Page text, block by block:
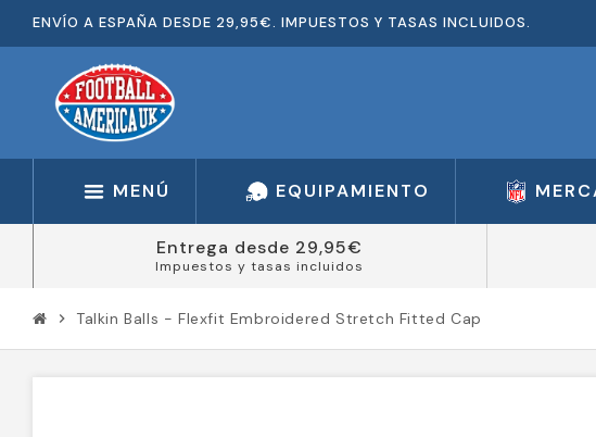
ENVÍO A ESPAÑA DESDE 29,95€. IMPUESTOS Y TASAS INCLUIDOS.
MENÚ EQUIPAMIENTO
Entrega desde 29,95€
Impuestos y tasas incluidos
chevron_right Talkin Balls - Flexfit Embroidered Stretch Fitted Cap